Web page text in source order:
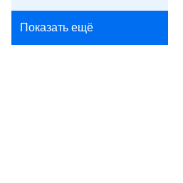
Показать ещё